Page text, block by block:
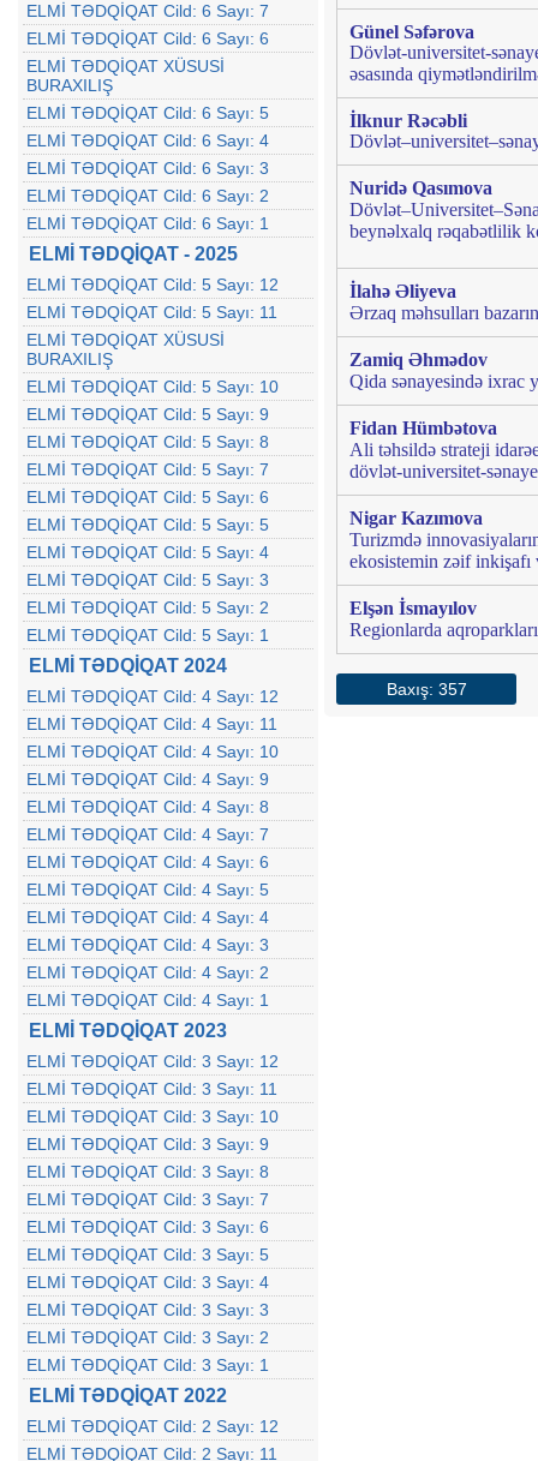
ELMİ TƏDQİQAT Cild: 6 Sayı: 7
ELMİ TƏDQİQAT Cild: 6 Sayı: 6
ELMİ TƏDQİQAT XÜSUSİ
BURAXILIŞ
ELMİ TƏDQİQAT Cild: 6 Sayı: 5
ELMİ TƏDQİQAT Cild: 6 Sayı: 4
ELMİ TƏDQİQAT Cild: 6 Sayı: 3
ELMİ TƏDQİQAT Cild: 6 Sayı: 2
ELMİ TƏDQİQAT Cild: 6 Sayı: 1
ELMİ TƏDQİQAT - 2025
ELMİ TƏDQİQAT Cild: 5 Sayı: 12
ELMİ TƏDQİQAT Cild: 5 Sayı: 11
ELMİ TƏDQİQAT XÜSUSİ
BURAXILIŞ
ELMİ TƏDQİQAT Cild: 5 Sayı: 10
ELMİ TƏDQİQAT Cild: 5 Sayı: 9
ELMİ TƏDQİQAT Cild: 5 Sayı: 8
ELMİ TƏDQİQAT Cild: 5 Sayı: 7
ELMİ TƏDQİQAT Cild: 5 Sayı: 6
ELMİ TƏDQİQAT Cild: 5 Sayı: 5
ELMİ TƏDQİQAT Cild: 5 Sayı: 4
ELMİ TƏDQİQAT Cild: 5 Sayı: 3
ELMİ TƏDQİQAT Cild: 5 Sayı: 2
ELMİ TƏDQİQAT Cild: 5 Sayı: 1
ELMİ TƏDQİQAT 2024
ELMİ TƏDQİQAT Cild: 4 Sayı: 12
ELMİ TƏDQİQAT Cild: 4 Sayı: 11
ELMİ TƏDQİQAT Cild: 4 Sayı: 10
ELMİ TƏDQİQAT Cild: 4 Sayı: 9
ELMİ TƏDQİQAT Cild: 4 Sayı: 8
ELMİ TƏDQİQAT Cild: 4 Sayı: 7
ELMİ TƏDQİQAT Cild: 4 Sayı: 6
ELMİ TƏDQİQAT Cild: 4 Sayı: 5
ELMİ TƏDQİQAT Cild: 4 Sayı: 4
ELMİ TƏDQİQAT Cild: 4 Sayı: 3
ELMİ TƏDQİQAT Cild: 4 Sayı: 2
ELMİ TƏDQİQAT Cild: 4 Sayı: 1
ELMİ TƏDQİQAT 2023
ELMİ TƏDQİQAT Cild: 3 Sayı: 12
ELMİ TƏDQİQAT Cild: 3 Sayı: 11
ELMİ TƏDQİQAT Cild: 3 Sayı: 10
ELMİ TƏDQİQAT Cild: 3 Sayı: 9
ELMİ TƏDQİQAT Cild: 3 Sayı: 8
ELMİ TƏDQİQAT Cild: 3 Sayı: 7
ELMİ TƏDQİQAT Cild: 3 Sayı: 6
ELMİ TƏDQİQAT Cild: 3 Sayı: 5
ELMİ TƏDQİQAT Cild: 3 Sayı: 4
ELMİ TƏDQİQAT Cild: 3 Sayı: 3
ELMİ TƏDQİQAT Cild: 3 Sayı: 2
ELMİ TƏDQİQAT Cild: 3 Sayı: 1
ELMİ TƏDQİQAT 2022
ELMİ TƏDQİQAT Cild: 2 Sayı: 12
ELMİ TƏDQİQAT Cild: 2 Sayı: 11
Günel Səfərova
Dövlət-universitet-
əsasında
İlknur Rəcəbli
Nuridə Qasımova
beynəlxalq rəqabətlilik
İlahə Əliyeva
Ərzaq məhsulları
Zamiq Əhmədov
Qida sənayesində ixrac
Fidan Hümbətova
Ali təhsildə strateji
dövlət-universitet-sənaye
Nigar Kazımova
Turizmdə
ekosistemin zəif
Elşən İsmayılov
Regionlarda
Baxış: 357